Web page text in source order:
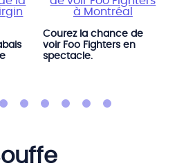
Courez la chance de
voir Foo Fighters en
spectacle.
bouffe